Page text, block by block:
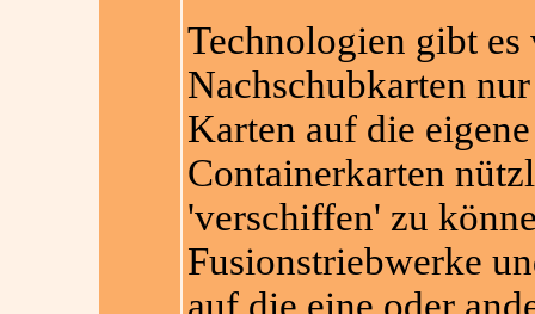
Technologien gibt
Nachschubkarten
Karten auf die
Containerkarten
'verschiffen' zu
Fusionstriebwerke